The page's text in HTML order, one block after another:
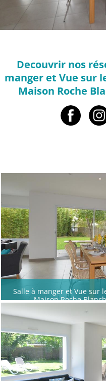
Decouvrir nos
manger et Vue sur
Maison Roche
Salle à manger et Vue sur
Maison Roche